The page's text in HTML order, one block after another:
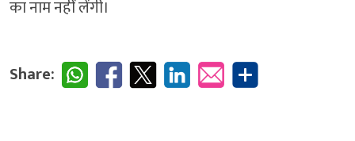
का नाम नहीं लेंगी।
Share: